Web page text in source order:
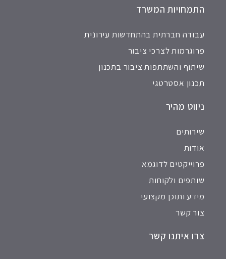
התמחויות המשרד
עבודה חברתית בהתחדשות עירונית
פרוגרמות לצרכי ציבור
שיתוף והשתתפות ציבור בתכנון
תכנון אסטרטגי
ניווט מהיר
שירותים
אודות
פרוייקטים לדוגמא
שותפים ולקוחות
מידע ותוכן מקצועי
צור קשר
צרו איתנו קשר